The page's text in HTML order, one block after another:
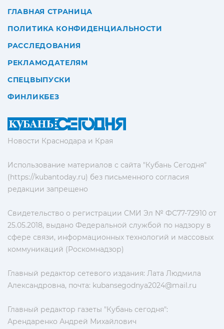
Новости Краснодара и Края
Использование материалов с сайта "Кубань Сегодня"
(https://kubantoday.ru) без письменного согласия
редакции запрещено
Свидетельство о регистрации СМИ Эл № ФС77-72910 от
25.05.2018, выдано Федеральной службой по надзору в
сфере связи, информационных технологий и массовых
коммуникаций (Роскомнадзор)
Главный редактор сетевого издания: Лата Людмила
Александровна, почта: kubansegodnya2024@mail.ru
Главный редактор газеты "Кубань сегодня":
Арендаренко Андрей Михайлович
ГЛАВНАЯ СТРАНИЦА
ПОЛИТИКА КОНФИДЕНЦИАЛЬНОСТИ
РАССЛЕДОВАНИЯ
РЕКЛАМОДАТЕЛЯМ
СПЕЦВЫПУСКИ
ФИНЛИКБЕЗ